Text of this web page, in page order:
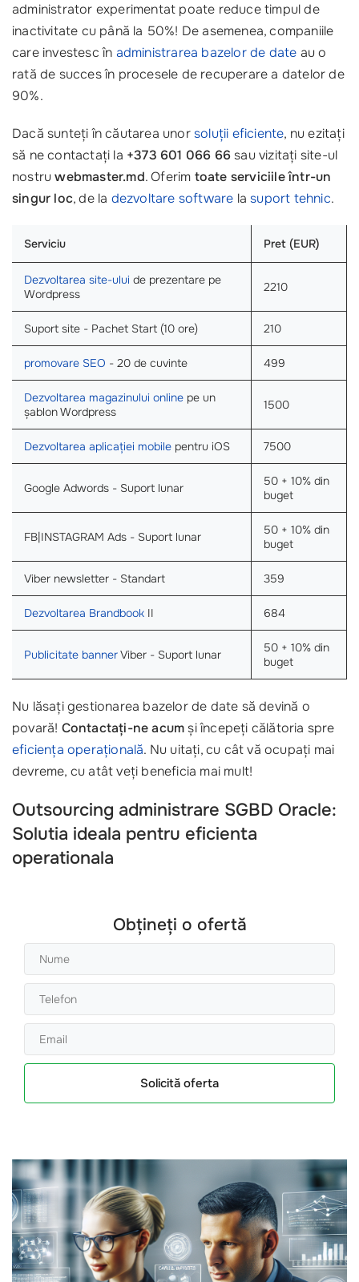
administrator experimentat poate reduce timpul de
inactivitate cu până la 50%! De asemenea, companiile
care investesc în administrarea bazelor de date au o
rată de succes în procesele de recuperare a datelor de
90%.
Dacă sunteți în căutarea unorsoluții eficiente, nu ezitați
să ne contactați la +373 601 066 66sau vizitați site-ul
nostruwebmaster.md. Oferim toate serviciile într-un
singur loc, de la dezvoltare software lasuport tehnic.
Serviciu Pret (EUR)
Dezvoltarea site-ului de prezentare pe
Wordpress
2210
Suport site - Pachet Start (10 ore) 210
promovare SEO - 20 de cuvinte 499
Dezvoltarea magazinului online pe un
șablon Wordpress
1500
Dezvoltarea aplicației mobile pentru iOS 7500
Google Adwords - Suport lunar
50 + 10% din
buget
FB|INSTAGRAM Ads - Suport lunar
50 + 10% din
buget
Viber newsletter - Standart 359
Dezvoltarea Brandbook II 684
Publicitate bannerViber - Suport lunar
50 + 10% din
buget
Nu lăsați gestionarea bazelor de date să devină o
povară! Contactați-ne acumși începeți călătoria spre
eficiența operațională. Nu uitați, cu cât vă ocupați mai
devreme, cu atât veți beneficia mai mult!
Outsourcing administrare SGBD Oracle:
Solutia ideala pentru eficienta
operationala
Obțineți o ofertă
Solicită oferta